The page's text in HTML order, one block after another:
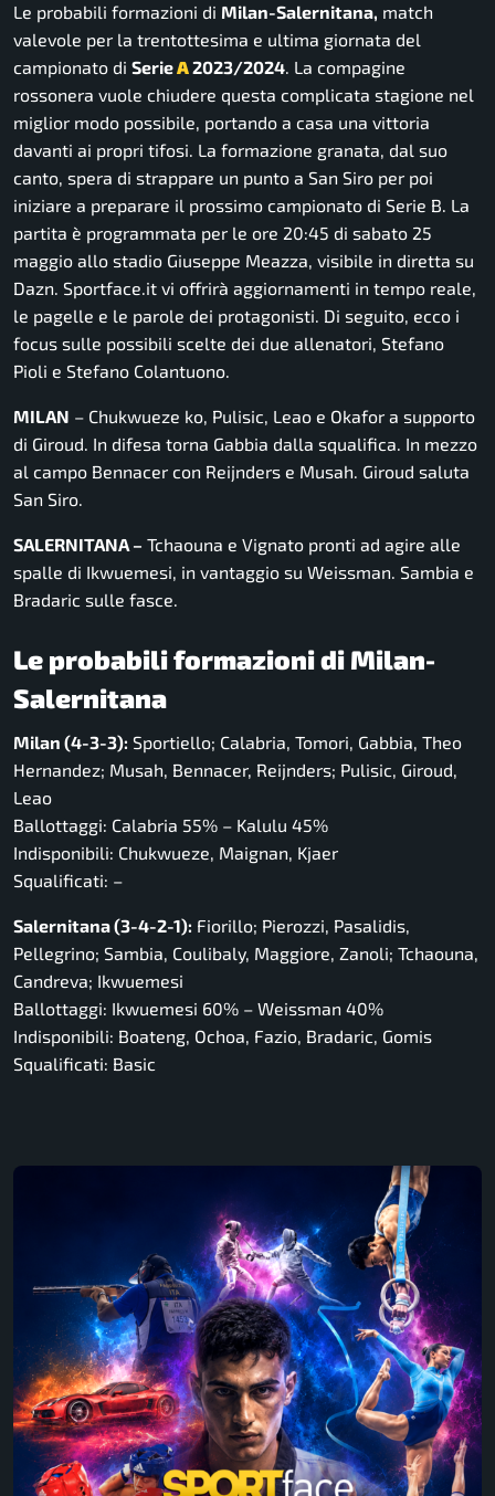
Le probabili formazioni di Milan-Salernitana, match
valevole per la trentottesima e ultima giornata del
campionato di SerieA2023/2024. La compagine
rossonera vuole chiudere questa complicata stagione nel
miglior modo possibile, portando a casa una vittoria
davanti ai propri tifosi. La formazione granata, dal suo
canto, spera di strappare un punto a San Siro per poi
iniziare a preparare il prossimo campionato di Serie B. La
partita è programmata per le ore 20:45 di sabato 25
maggio allo stadio Giuseppe Meazza, visibile in diretta su
Dazn. Sportface.it vi offrirà aggiornamenti in tempo reale,
le pagelle e le parole dei protagonisti. Di seguito, ecco i
focus sulle possibili scelte dei due allenatori, Stefano
Pioli e Stefano Colantuono.
MILAN – Chukwueze ko, Pulisic, Leao e Okafor a supporto
di Giroud. In difesa torna Gabbia dalla squalifica. In mezzo
al campo Bennacer con Reijnders e Musah. Giroud saluta
San Siro.
SALERNITANA – Tchaouna e Vignato pronti ad agire alle
spalle di Ikwuemesi, in vantaggio su Weissman. Sambia e
Bradaric sulle fasce.
Le probabili formazioni di Milan-
Salernitana
Milan (4-3-3): Sportiello; Calabria, Tomori, Gabbia, Theo
Hernandez; Musah, Bennacer, Reijnders; Pulisic, Giroud,
Leao
Ballottaggi: Calabria 55% – Kalulu 45%
Indisponibili: Chukwueze, Maignan, Kjaer
Squalificati: –
Salernitana (3-4-2-1): Fiorillo; Pierozzi, Pasalidis,
Pellegrino; Sambia, Coulibaly, Maggiore, Zanoli; Tchaouna,
Candreva; Ikwuemesi
Ballottaggi: Ikwuemesi 60% – Weissman 40%
Indisponibili: Boateng, Ochoa, Fazio, Bradaric, Gomis
Squalificati: Basic